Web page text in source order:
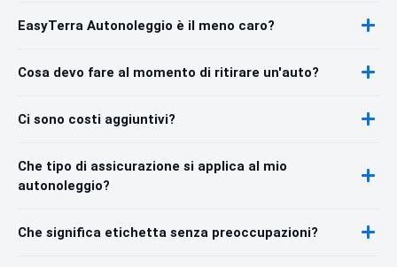
EasyTerra Autonoleggio è il meno caro?
Cosa devo fare al momento di ritirare un'auto?
Ci sono costi aggiuntivi?
Che tipo di assicurazione si applica al mio
autonoleggio?
Che significa etichetta senza preoccupazioni?